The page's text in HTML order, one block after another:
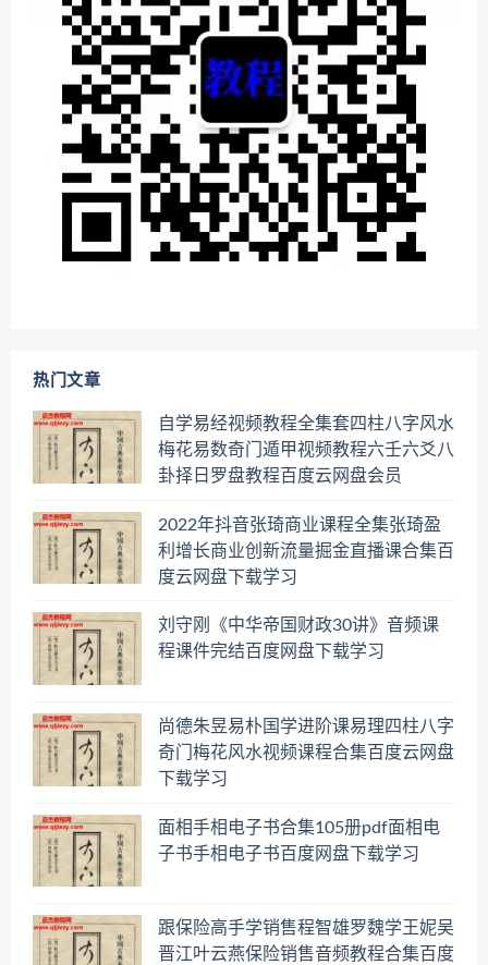
热门文章
自学易经视频教程全集套四柱八字风水
梅花易数奇门遁甲视频教程六壬六爻八
卦择日罗盘教程百度云网盘会员
2022年抖音张琦商业课程全集张琦盈
利增长商业创新流量掘金直播课合集百
度云网盘下载学习
刘守刚《中华帝国财政30讲》音频课
程课件完结百度网盘下载学习
尚德朱昱易朴国学进阶课易理四柱八字
奇门梅花风水视频课程合集百度云网盘
下载学习
面相手相电子书合集105册pdf面相电
子书手相电子书百度网盘下载学习
跟保险高手学销售程智雄罗魏学王妮吴
晋江叶云燕保险销售音频教程合集百度